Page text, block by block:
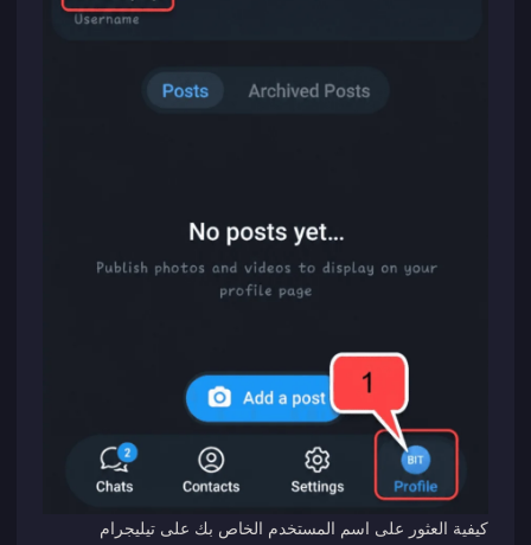
كيفية العثور على اسم المستخدم الخاص بك على تيليجرام